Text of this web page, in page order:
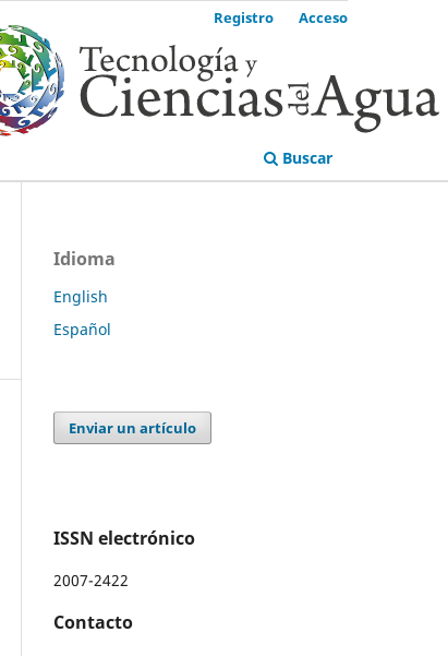
Buscar
Registro Acceso
Idioma
English
Español
Enviar un artículo
ISSN electrónico
2007-2422
Contacto